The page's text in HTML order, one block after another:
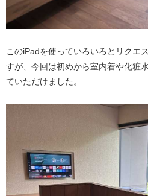
このiPadを使っていろいろとリクエ
すが、今回は初めから室内着や化粧
ていただけました。